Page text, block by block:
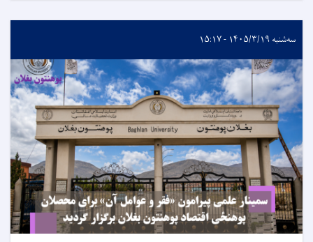
سه‌شنبه ۱۴۰۵/۳/۱۹ - ۱۵:۱۷